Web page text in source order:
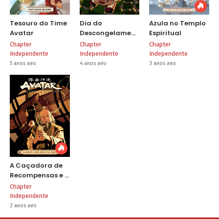
Tesouro do Time
Avatar
Chapter
Independente
5 anos ago
Dia do
Descongelamento
de Aang
Chapter
Independente
4 anos ago
Azula no Templo
Espiritual
Chapter
Independente
3 anos ago
A Caçadora de
Recompensas e o
Mestre de Chá
Chapter
Independente
2 anos ago